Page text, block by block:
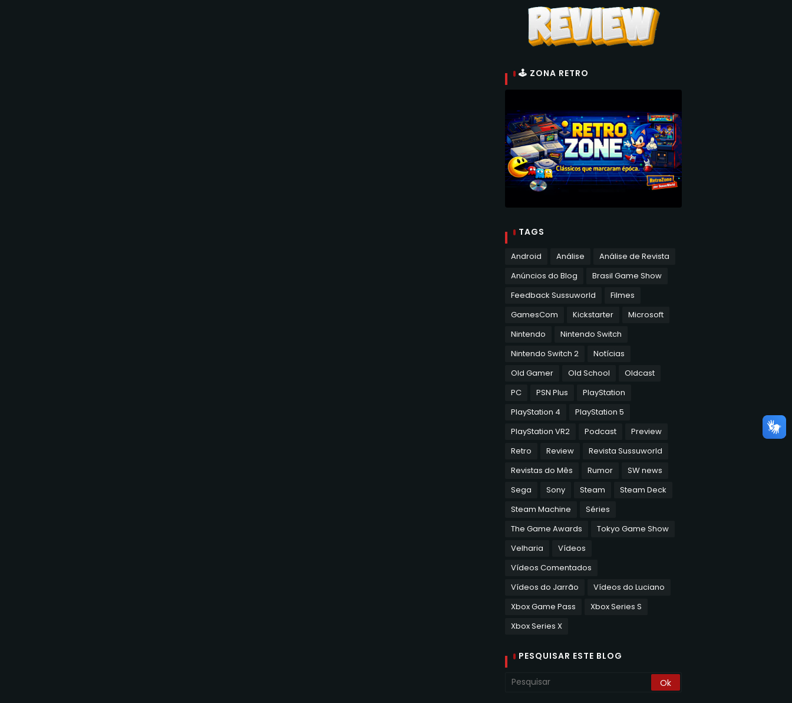
🕹 ZONA RETRO
TAGS
Android Análise
Análise de Revista
Anúncios do Blog
Brasil Game Show
Feedback Sussuworld
Filmes
GamesCom
Kickstarter
Microsoft
Nintendo
Nintendo Switch
Nintendo Switch 2
Notícias
Old Gamer
Old School
Oldcast
PC
PSN Plus
PlayStation
PlayStation 4
PlayStation 5
PlayStation VR2
Podcast
Preview
Retro
Review
Revista Sussuworld
Revistas do Mês
Rumor
SW news
Sega
Sony Steam
Steam Deck
Steam Machine
Séries
The Game Awards
Tokyo Game Show
Velharia
Vídeos
Vídeos Comentados
Vídeos do Jarrão
Vídeos do Luciano
Xbox Game Pass
Xbox Series S
Xbox Series X
PESQUISAR ESTE BLOG